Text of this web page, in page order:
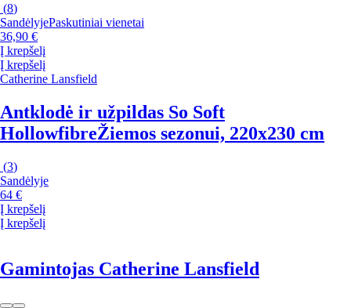
(8)
SandėlyjePaskutiniai vienetai
36,90 €
Į krepšelį
Į krepšelį
Catherine Lansfield
Antklodė ir užpildas So Soft
HollowfibreŽiemos sezonui, 220x230 cm
(3)
Sandėlyje
64 €
Į krepšelį
Į krepšelį
Gamintojas Catherine Lansfield